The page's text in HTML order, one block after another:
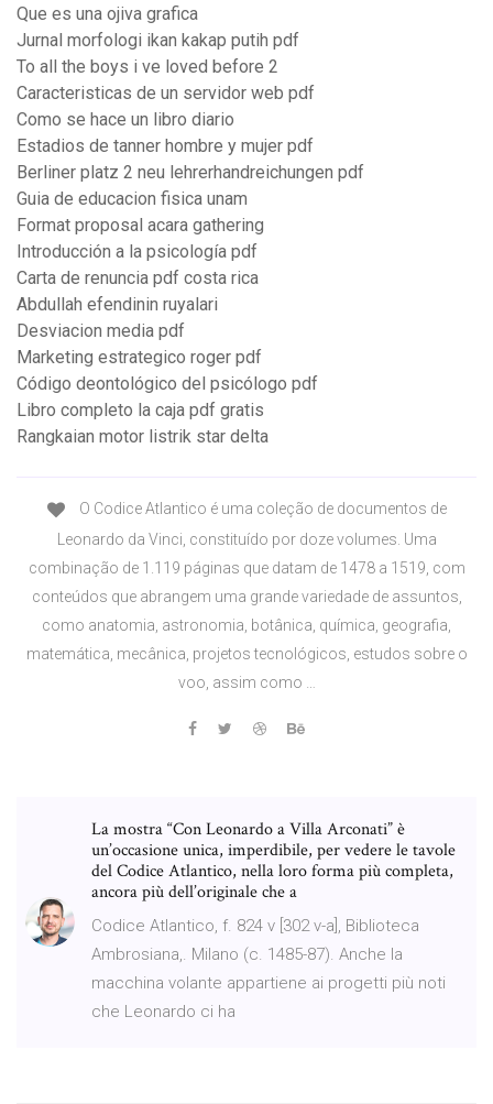
Que es una ojiva grafica
Jurnal morfologi ikan kakap putih pdf
To all the boys i ve loved before 2
Caracteristicas de un servidor web pdf
Como se hace un libro diario
Estadios de tanner hombre y mujer pdf
Berliner platz 2 neu lehrerhandreichungen pdf
Guia de educacion fisica unam
Format proposal acara gathering
Introducción a la psicología pdf
Carta de renuncia pdf costa rica
Abdullah efendinin ruyalari
Desviacion media pdf
Marketing estrategico roger pdf
Código deontológico del psicólogo pdf
Libro completo la caja pdf gratis
Rangkaian motor listrik star delta
O Codice Atlantico é uma coleção de documentos de
Leonardo da Vinci, constituído por doze volumes. Uma
combinação de 1.119 páginas que datam de 1478 a 1519, com
conteúdos que abrangem uma grande variedade de assuntos,
como anatomia, astronomia, botânica, química, geografia,
matemática, mecânica, projetos tecnológicos, estudos sobre o
voo, assim como …
La mostra “Con Leonardo a Villa Arconati” è
un’occasione unica, imperdibile, per vedere le tavole
del Codice Atlantico, nella loro forma più completa,
ancora più dell’originale che a
Codice Atlantico, f. 824 v [302 v-a], Biblioteca
Ambrosiana,. Milano (c. 1485-87). Anche la
macchina volante appartiene ai progetti più noti
che Leonardo ci ha